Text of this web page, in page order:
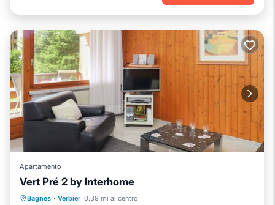
Apartamento
Vert Pré 2 by Interhome
Bagnes · Verbier 0.39 mi al centro
Chimenea/Calefacción